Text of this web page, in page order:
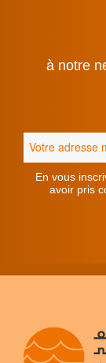
à notre
En vous
avoir pris